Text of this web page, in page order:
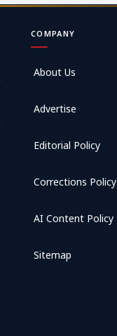
COMPANY
About Us
Advertise
Editorial Policy
Corrections Policy
AI Content Policy
Sitemap